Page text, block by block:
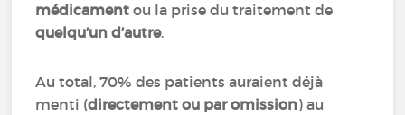
médicament ou la prise du traitement de
quelqu’un d’autre.
Au total, 70% des patients auraient déjà
menti (directement ou par omission) au